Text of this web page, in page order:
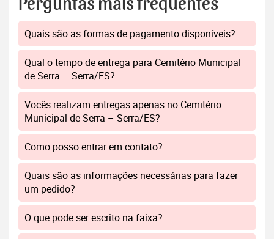
Perguntas mais frequentes
Quais são as formas de pagamento disponíveis?
Qual o tempo de entrega para Cemitério Municipal
de Serra – Serra/ES?
Vocês realizam entregas apenas no Cemitério
Municipal de Serra – Serra/ES?
Como posso entrar em contato?
Quais são as informações necessárias para fazer
um pedido?
O que pode ser escrito na faixa?